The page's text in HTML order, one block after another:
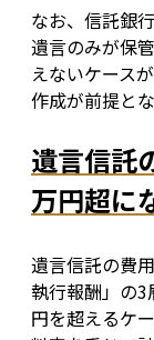
なお、信託銀
遺言のみが保
えないケース
作成が前提とな
遺言信託
万円超に
遺言信託の費
執行報酬」の3
円を超えるケ